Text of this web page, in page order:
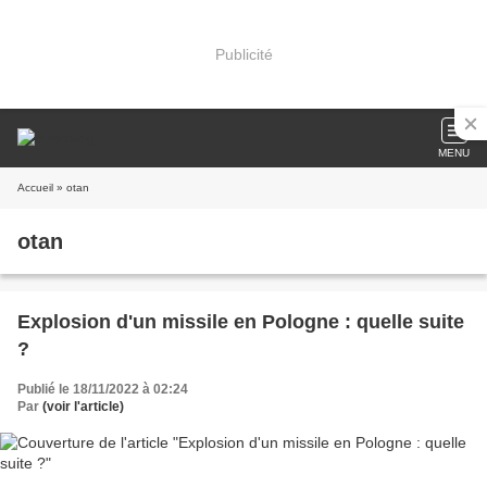
Publicité
MENU
Accueil » otan
otan
Explosion d'un missile en Pologne : quelle suite
?
Publié le 18/11/2022 à 02:24
Par (voir l'article)